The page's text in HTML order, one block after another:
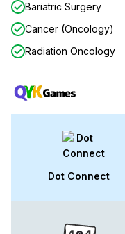
Bariatric Surgery
Cancer (Oncology)
Radiation Oncology
Dot Connect